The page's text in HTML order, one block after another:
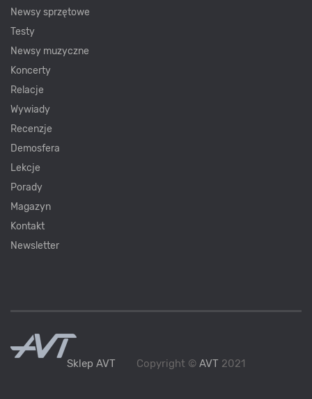
Newsy sprzętowe
Testy
Newsy muzyczne
Koncerty
Relacje
Wywiady
Recenzje
Demosfera
Lekcje
Porady
Magazyn
Kontakt
Newsletter
Sklep AVT Copyright © AVT 2021